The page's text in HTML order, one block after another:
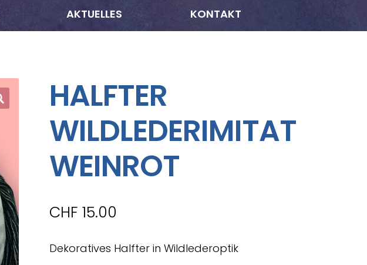
AKTUELLES KONTAKT
HALFTER
WILDLEDERIMITAT
WEINROT
CHF 15.00
Dekoratives Halfter in Wildlederoptik